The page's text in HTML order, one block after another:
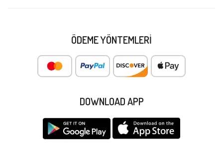
ÖDEME YÖNTEMLERI
DOWNLOAD APP